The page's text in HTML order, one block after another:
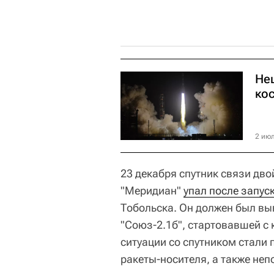
2
23 декабря спутник связи
"Меридиан" упал после
Тобольска. Он должен был
"Союз-2.1б", стартовавшей с
ситуации со спутником
ракеты-носителя, а также